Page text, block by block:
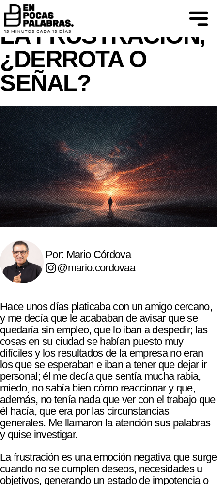
DIFIERO... AL CONOCIMIENTO SE LLEGA
MEDIANTE EL CUESTIONAMIENTO.
LA FRUSTRACIÓN,
¿DERROTA O
SEÑAL?
Por: Mario Córdova
@mario.cordovaa
Hace unos días platicaba con un amigo cercano,
y me decía que le acababan de avisar que se
quedaría sin empleo, que lo iban a despedir; las
cosas en su ciudad se habían puesto muy
difíciles y los resultados de la empresa no eran
los que se esperaban e iban a tener que dejar ir
personal; él me decía que sentía mucha rabia,
miedo, no sabía bien cómo reaccionar y que,
además, no tenía nada que ver con el trabajo que
él hacía, que era por las circunstancias
generales. Me llamaron la atención sus palabras
y quise investigar.
La frustración es una emoción negativa que surge
cuando no se cumplen deseos, necesidades u
objetivos, generando un estado de impotencia o